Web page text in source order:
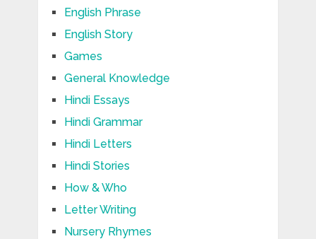
English Phrase
English Story
Games
General Knowledge
Hindi Essays
Hindi Grammar
Hindi Letters
Hindi Stories
How & Who
Letter Writing
Nursery Rhymes